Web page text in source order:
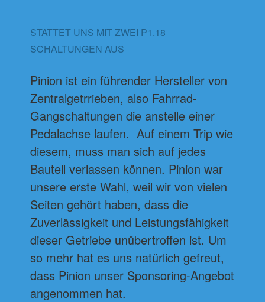
STATTET UNS MIT ZWEI P1.18
SCHALTUNGEN AUS
Pinion ist ein führender Hersteller von
Zentralgetrrieben, also Fahrrad-
Gangschaltungen die anstelle einer
Pedalachse laufen. Auf einem Trip wie
diesem, muss man sich auf jedes
Bauteil verlassen können. Pinion war
unsere erste Wahl, weil wir von vielen
Seiten gehört haben, dass die
Zuverlässigkeit und Leistungsfähigkeit
dieser Getriebe unübertroffen ist. Um
so mehr hat es uns natürlich gefreut,
dass Pinion unser Sponsoring-Angebot
angenommen hat.